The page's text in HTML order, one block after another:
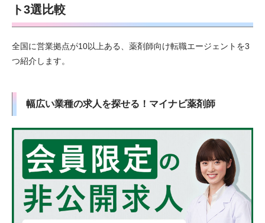
ト3選比較
全国に営業拠点が10以上ある、薬剤師向け転職エージェントを3
つ紹介します。
幅広い業種の求人を探せる！マイナビ薬剤師